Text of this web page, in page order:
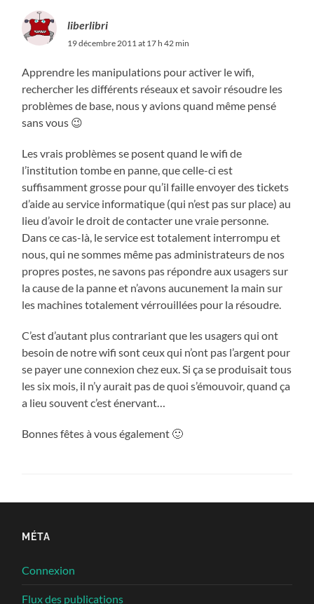
liberlibri
19 décembre 2011 at 17 h 42 min
Apprendre les manipulations pour activer le wifi,
rechercher les différents réseaux et savoir résoudre les
problèmes de base, nous y avions quand même pensé
sans vous 😉
Les vrais problèmes se posent quand le wifi de
l’institution tombe en panne, que celle-ci est
suffisamment grosse pour qu’il faille envoyer des tickets
d’aide au service informatique (qui n’est pas sur place) au
lieu d’avoir le droit de contacter une vraie personne.
Dans ce cas-là, le service est totalement interrompu et
nous, qui ne sommes même pas administrateurs de nos
propres postes, ne savons pas répondre aux usagers sur
la cause de la panne et n’avons aucunement la main sur
les machines totalement vérrouillées pour la résoudre.
C’est d’autant plus contrariant que les usagers qui ont
besoin de notre wifi sont ceux qui n’ont pas l’argent pour
se payer une connexion chez eux. Si ça se produisait tous
les six mois, il n’y aurait pas de quoi s’émouvoir, quand ça
a lieu souvent c’est énervant…
Bonnes fêtes à vous également 🙂
MÉTA
Connexion
Flux des publications